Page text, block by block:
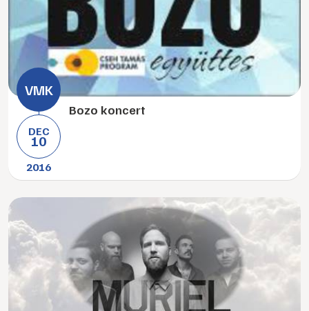
DEC
10
2016
Bozo koncert